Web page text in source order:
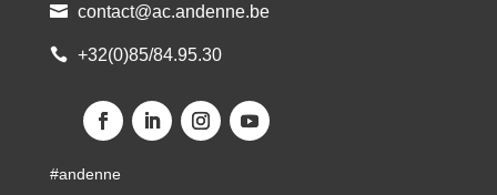
 contact@ac.andenne.be
 +32(0)85/84.95.30
#andenne